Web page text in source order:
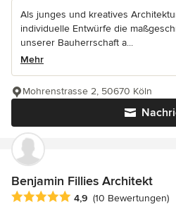
Als junges und kreatives
individuelle Entwürfe die
unserer Bauherrschaft a...
Mehr
Mohrenstrasse 2, 50670 Köln
Benjamin Fillies Architekt
Durchschnittliche Bewertung: 4.9
4,9 (10 Bewertungen)